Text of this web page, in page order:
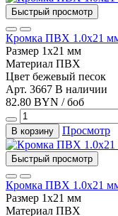
Быстрый просмотр
Кромка ПВХ 1.0х21
Размер 1х21 мм
Материал ПВХ
Цвет бежевый песок
Арт. 3667 В наличии
82.80 BYN / боб
В корзину Просмотр
Быстрый просмотр
Кромка ПВХ 1.0х21
Размер 1х21 мм
Материал ПВХ